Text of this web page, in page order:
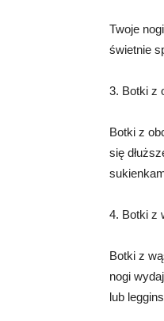
Twoje
świetnie
3. Botki z
Botki z
się
4. Botki z
Botki z
nogi
lub